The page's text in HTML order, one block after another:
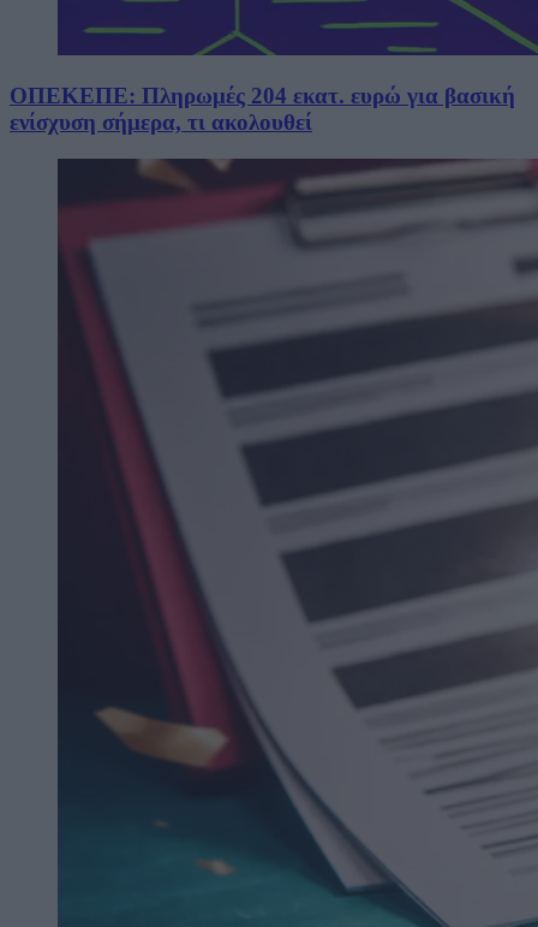
ΟΠΕΚΕΠΕ: Πληρωμές 204 εκατ. ευρώ για βασική
ενίσχυση σήμερα, τι ακολουθεί